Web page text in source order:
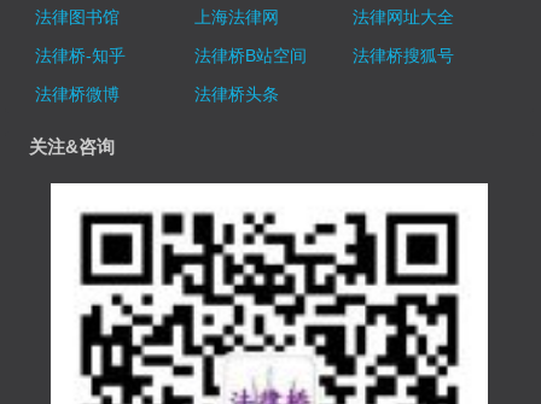
法律图书馆 上海法律网
法律网址大全
法律桥-知乎
法律桥B站空间
法律桥搜狐号
法律桥微博
法律桥头条
关注&咨询